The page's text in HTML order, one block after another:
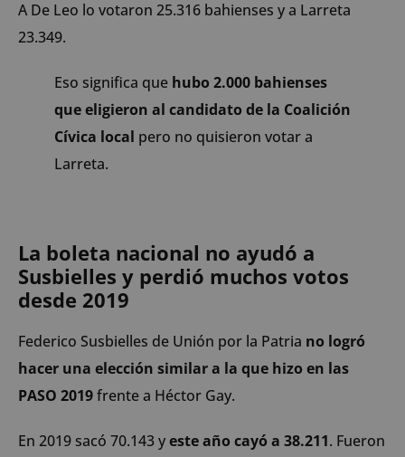
A De Leo lo votaron 25.316 bahienses y a Larreta
23.349.
Eso significa que hubo 2.000 bahienses
que eligieron al candidato de la Coalición
Cívica local pero no quisieron votar a
Larreta.
La boleta nacional no ayudó a
Susbielles y perdió muchos votos
desde 2019
Federico Susbielles de Unión por la Patria no logró
hacer una elección similar a la que hizo en las
PASO 2019frente a Héctor Gay.
En 2019 sacó 70.143 yeste año cayó a 38.211. Fueron